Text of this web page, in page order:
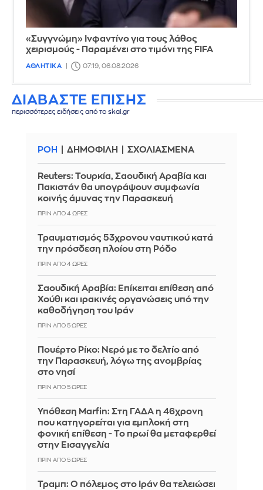
«Συγγνώμη» Ινφαντίνο για τους λάθος
χειρισμούς - Παραμένει στο τιμόνι της FIFA
ΑΘΛΗΤΙΚΑ 07:19, 06.08.2026
ΔΙΑΒΑΣΤΕ ΕΠΙΣΗΣ
περισσότερες ειδήσεις από το skai.gr
ΡΟΗ ΔΗΜΟΦΙΛΗ ΣΧΟΛΙΑΣΜΕΝΑ
Reuters: Τουρκία, Σαουδική Αραβία και
Πακιστάν θα υπογράψουν συμφωνία
κοινής άμυνας την Παρασκευή
ΠΡΙΝ ΑΠΌ 4 ΏΡΕΣ
Τραυματισμός 53χρονου ναυτικού κατά
την πρόσδεση πλοίου στη Ρόδο
ΠΡΙΝ ΑΠΌ 4 ΏΡΕΣ
Σαουδική Αραβία: Επίκειται επίθεση από
Χούθι και ιρακινές οργανώσεις υπό την
καθοδήγηση του Ιράν
ΠΡΙΝ ΑΠΌ 5 ΏΡΕΣ
Πουέρτο Ρίκο: Νερό με το δελτίο από
την Παρασκευή, λόγω της ανομβρίας
στο νησί
ΠΡΙΝ ΑΠΌ 5 ΏΡΕΣ
Υπόθεση Marfin: Στη ΓΑΔΑ η 46χρονη
που κατηγορείται για εμπλοκή στη
φονική επίθεση - Το πρωί θα μεταφερθεί
στην Εισαγγελία
ΠΡΙΝ ΑΠΌ 5 ΏΡΕΣ
Τραμπ: Ο πόλεμος στο Ιράν θα τελειώσει